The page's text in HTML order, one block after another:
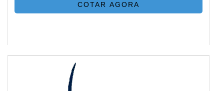
COTAR AGORA